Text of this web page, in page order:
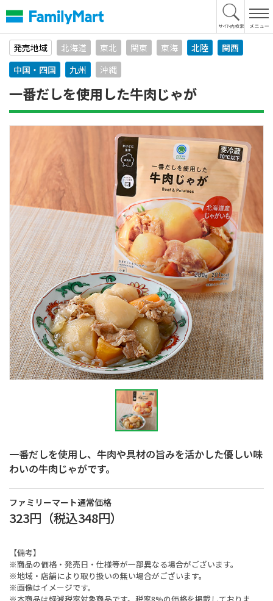
文
へ
発売地域
北海道 東北 関東 東海 北陸
関西
中国・四国
九州 沖縄
一番だしを使用した牛肉じゃが
一番だしを使用し、牛肉や具材の旨みを活かした優しい味
わいの牛肉じゃがです。
ファミリーマート通常価格
323円 （税込348円）
【備考】
※商品の価格・発売日・仕様等が一部異なる場合がございます。
※地域・店舗により取り扱いの無い場合がございます。
※画像はイメージです。